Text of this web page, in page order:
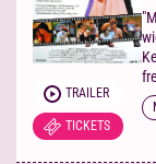
TRAILER
TICKETS